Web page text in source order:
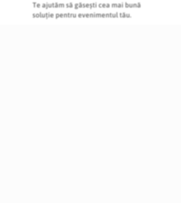
Te ajutăm să găsești cea mai bună
soluție pentru evenimentul tău.